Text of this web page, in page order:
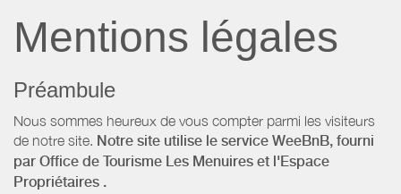
Mentions légales
Préambule
Nous sommes heureux de vous compter parmi les visiteurs
de notre site. Notre site utilise le service WeeBnB, fourni
par Office de Tourisme Les Menuires et l'Espace
Propriétaires .